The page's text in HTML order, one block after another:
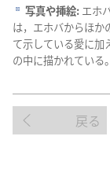
d 写真や挿絵: エホ
は，エホバからほか
て示している愛に加
の中に描かれている。
戻る